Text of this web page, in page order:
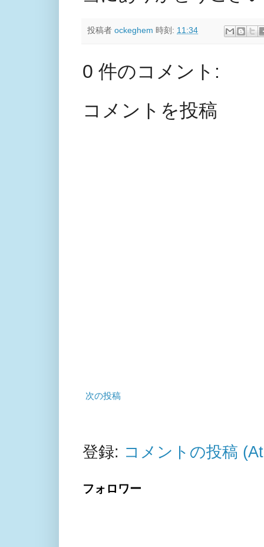
投稿者 ockeghem 時刻: 11:34
0 件のコメント:
コメントを投稿
次の投稿
登録: コメントの投稿
フォロワー